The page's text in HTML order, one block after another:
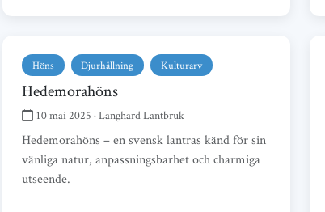
Höns Djurhållning Kulturarv
Hedemorahöns
10 mai 2025 · Langhard Lantbruk
Hedemorahöns – en svensk lantras känd för sin
vänliga natur, anpassningsbarhet och charmiga
utseende.